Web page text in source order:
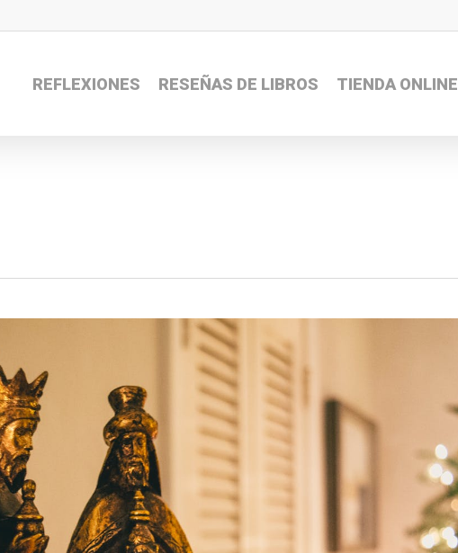
REFLEXIONES RESEÑAS DE LIBROS TIENDA ONLINE